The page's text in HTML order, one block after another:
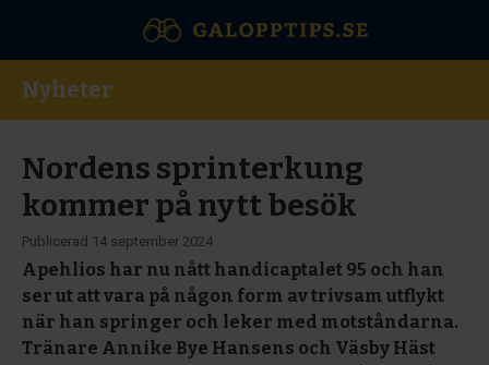
Nyheter
Nordens sprinterkung
kommer på nytt besök
Publicerad 14 september 2024
Apehlios har nu nått handicaptalet 95 och han
ser ut att vara på någon form av trivsam utflykt
när han springer och leker med motståndarna.
Tränare Annike Bye Hansens och Väsby Häst